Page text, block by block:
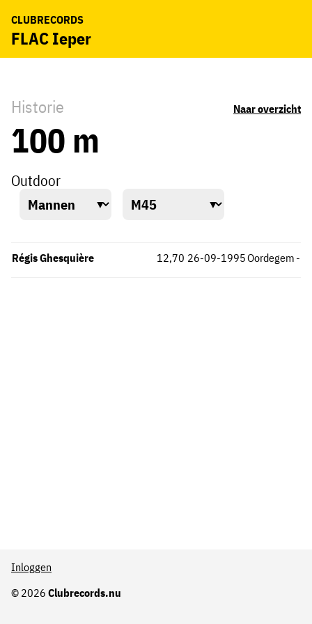
CLUBRECORDS
FLAC Ieper
Historie Naar overzicht
100 m
Outdoor
Régis Ghesquière Oordegem
12,70 -
26-09-1995
© 2026 Clubrecords.nu
Inloggen